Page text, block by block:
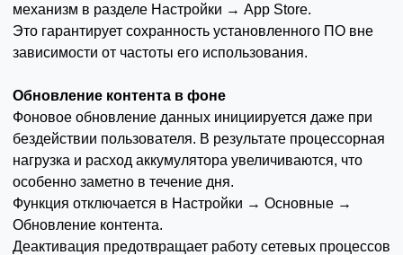
механизм в разделе Настройки → App Store.
Это гарантирует сохранность установленного ПО вне
зависимости от частоты его использования.
Обновление контента в фоне
Фоновое обновление данных инициируется даже при
бездействии пользователя. В результате процессорная
нагрузка и расход аккумулятора увеличиваются, что
особенно заметно в течение дня.
Функция отключается в Настройки → Основные →
Обновление контента.
Деактивация предотвращает работу сетевых процессов